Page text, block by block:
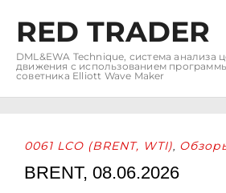
RED TRADER
DML&EWA Technique, система анализа
движения с использованием
советника Elliott Wave Maker
0061 LCO (BRENT, WTI),
BRENT, 08.06.2026